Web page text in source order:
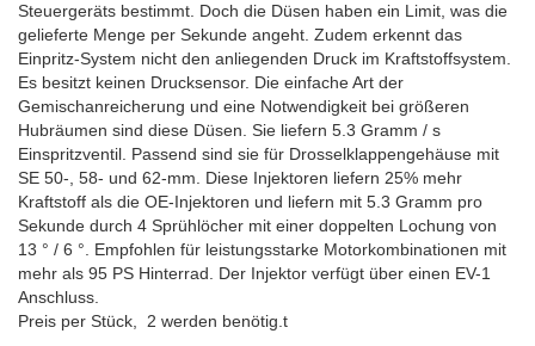
Steuergeräts bestimmt. Doch die Düsen haben ein Limit, was die
gelieferte Menge per Sekunde angeht. Zudem erkennt das
Einpritz-System nicht den anliegenden Druck im Kraftstoffsystem.
Es besitzt keinen Drucksensor. Die einfache Art der
Gemischanreicherung und eine Notwendigkeit bei größeren
Hubräumen sind diese Düsen. Sie liefern 5.3 Gramm / s
Einspritzventil. Passend sind sie für Drosselklappengehäuse mit
SE 50-, 58- und 62-mm. Diese Injektoren liefern 25% mehr
Kraftstoff als die OE-Injektoren und liefern mit 5.3 Gramm pro
Sekunde durch 4 Sprühlöcher mit einer doppelten Lochung von
13 ° / 6 °. Empfohlen für leistungsstarke Motorkombinationen mit
mehr als 95 PS Hinterrad. Der Injektor verfügt über einen EV-1
Anschluss.
Preis per Stück, 2 werden benötig.t